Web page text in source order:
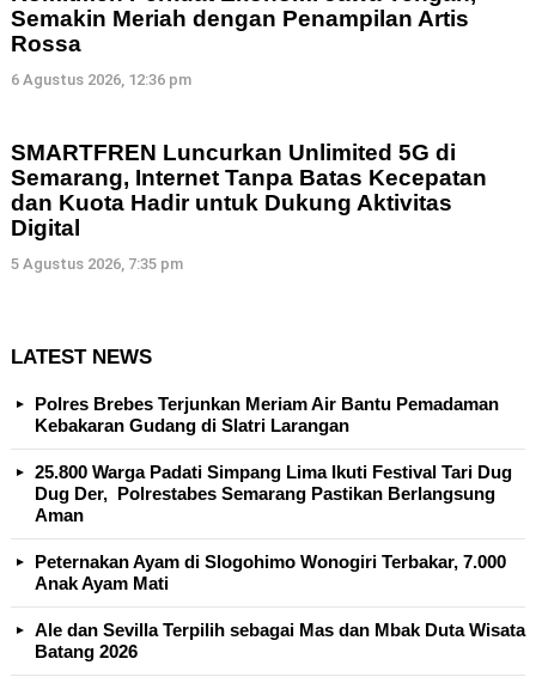
Semakin Meriah dengan Penampilan Artis
Rossa
6 Agustus 2026, 12:36 pm
SMARTFREN Luncurkan Unlimited 5G di
Semarang, Internet Tanpa Batas Kecepatan
dan Kuota Hadir untuk Dukung Aktivitas
Digital
5 Agustus 2026, 7:35 pm
LATEST NEWS
Polres Brebes Terjunkan Meriam Air Bantu Pemadaman
Kebakaran Gudang di Slatri Larangan
25.800 Warga Padati Simpang Lima Ikuti Festival Tari Dug
Dug Der, Polrestabes Semarang Pastikan Berlangsung
Aman
Peternakan Ayam di Slogohimo Wonogiri Terbakar, 7.000
Anak Ayam Mati
Ale dan Sevilla Terpilih sebagai Mas dan Mbak Duta Wisata
Batang 2026